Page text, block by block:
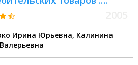
продовольствия и
хозяйственном
потребкооперации
практикум
Ирина Юрьевна, Калинина